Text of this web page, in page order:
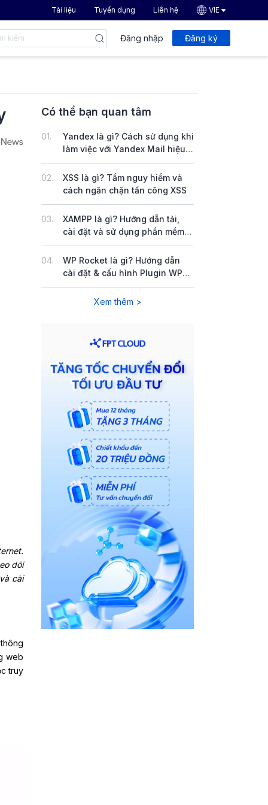
Tài liệu Tuyển dụng Liên hệ VIE
Đăng nhập Đăng ký
dõi
cài
web
truy
Có thể bạn quan tâm
01.
Yandex là gì? Cách sử dụng khi
làm việc với Yandex Mail hiệu
quả
02.
XSS là gì? Tầm nguy hiểm và
cách ngăn chặn tấn công XSS
03.
XAMPP là gì? Hướng dẫn tải,
cài đặt và sử dụng phần mềm
XAMPP trên Windows & Linux
04.
WP Rocket là gì? Hướng dẫn
cài đặt & cấu hình Plugin WP
Rocket
Xem thêm >